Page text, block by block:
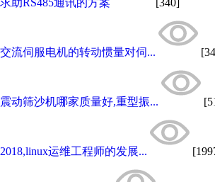
求助RS485通讯的方案 [340]
交流伺服电机的转动惯量对伺...
震动筛沙机哪家质量好,重型振...
2018,linux运维工程师的发展...